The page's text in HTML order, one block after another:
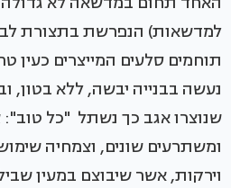
למדשאות) הנפרשת בתצורת
תוחמים סלעים המייצרים כעין
נעשה בבנייה יבשה, ללא בטון,
שנוצרו אגב כך נשתל "כל טוב":
ומשתרעים שונים, וצמחיה
וירקות, אשר שיבוצם במעין